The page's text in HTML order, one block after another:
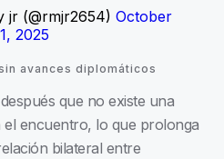
(@rmjr2654) October
2025
avances diplomáticos
que no existe una
encuentro, lo que prolonga
bilateral entre